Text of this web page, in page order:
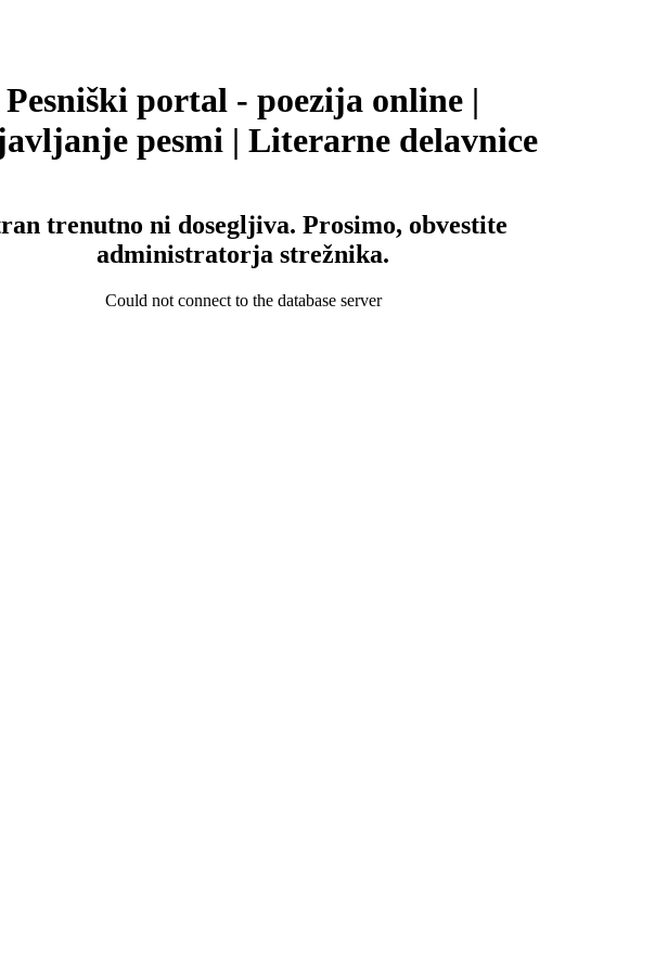
Pesniški portal - poezija online |
pesmi | Literarne delavnice
trenutno ni dosegljiva. Prosimo, obvestite
administratorja strežnika.
Could not connect to the database server